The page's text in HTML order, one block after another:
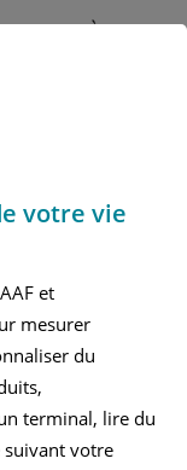
À propos
MAAF
votre vie
et
mesurer
du
terminal, lire du
votre